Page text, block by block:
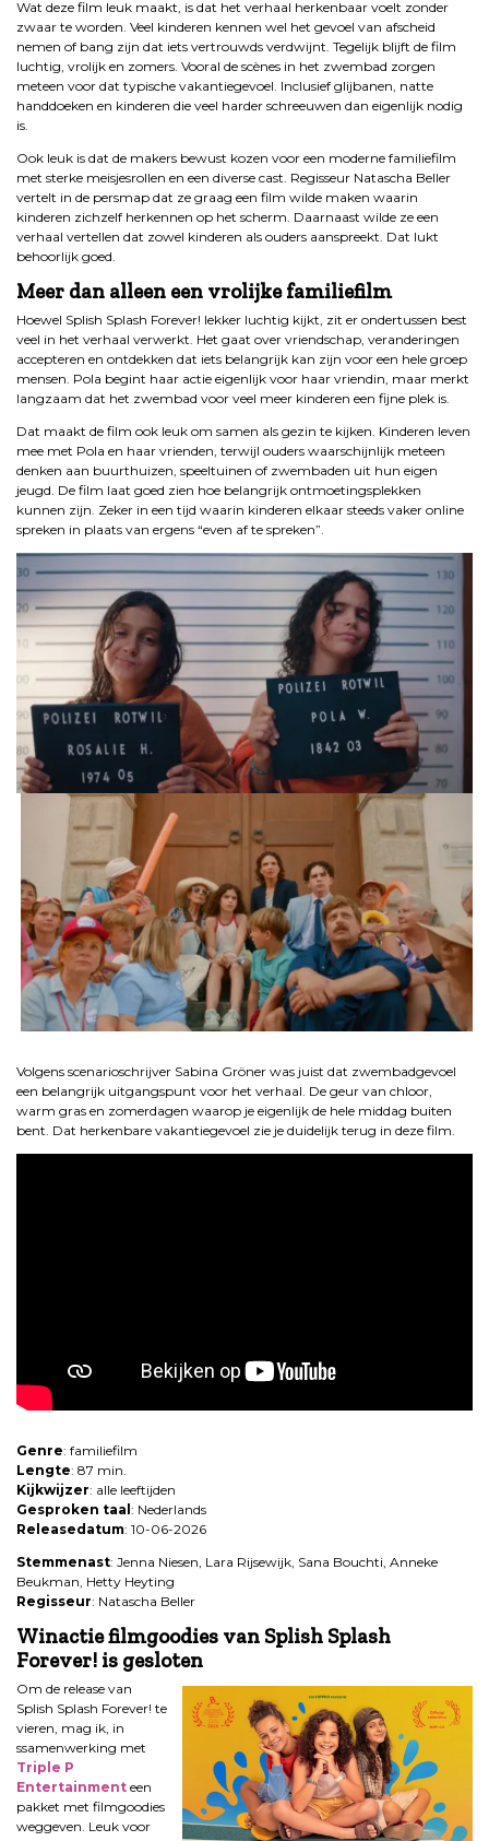
Wat deze film leuk maakt, is dat het verhaal herkenbaar voelt zonder
zwaar te worden. Veel kinderen kennen wel het gevoel van afscheid
nemen of bang zijn dat iets vertrouwds verdwijnt. Tegelijk blijft de film
luchtig, vrolijk en zomers. Vooral de scènes in het zwembad zorgen
meteen voor dat typische vakantiegevoel. Inclusief glijbanen, natte
handdoeken en kinderen die veel harder schreeuwen dan eigenlijk nodig
is.
Ook leuk is dat de makers bewust kozen voor een moderne familiefilm
met sterke meisjesrollen en een diverse cast. Regisseur Natascha Beller
vertelt in de persmap dat ze graag een film wilde maken waarin
kinderen zichzelf herkennen op het scherm. Daarnaast wilde ze een
verhaal vertellen dat zowel kinderen als ouders aanspreekt. Dat lukt
behoorlijk goed.
Meer dan alleen een vrolijke familiefilm
Hoewel Splish Splash Forever! lekker luchtig kijkt, zit er ondertussen best
veel in het verhaal verwerkt. Het gaat over vriendschap, veranderingen
accepteren en ontdekken dat iets belangrijk kan zijn voor een hele groep
mensen. Pola begint haar actie eigenlijk voor haar vriendin, maar merkt
langzaam dat het zwembad voor veel meer kinderen een fijne plek is.
Dat maakt de film ook leuk om samen als gezin te kijken. Kinderen leven
mee met Pola en haar vrienden, terwijl ouders waarschijnlijk meteen
denken aan buurthuizen, speeltuinen of zwembaden uit hun eigen
jeugd. De film laat goed zien hoe belangrijk ontmoetingsplekken
kunnen zijn. Zeker in een tijd waarin kinderen elkaar steeds vaker online
spreken in plaats van ergens “even af te spreken”.
Volgens scenarioschrijver Sabina Gröner was juist dat zwembadgevoel
een belangrijk uitgangspunt voor het verhaal. De geur van chloor,
warm gras en zomerdagen waarop je eigenlijk de hele middag buiten
bent. Dat herkenbare vakantiegevoel zie je duidelijk terug in deze film.
Genre: familiefilm
Lengte: 87 min.
Kijkwijzer: alle leeftijden
Gesproken taal : Nederlands
Releasedatum: 10-06-2026
Stemmenast: Jenna Niesen, Lara Rijsewijk, Sana Bouchti, Anneke
Beukman, Hetty Heyting
Regisseur: Natascha Beller
Winactie filmgoodies van Splish Splash
Forever! is gesloten
Om de release van
Splish Splash Forever! te
vieren, mag ik, in
ssamenwerking met
Triple P
Entertainment een
pakket met filmgoodies
weggeven. Leuk voor